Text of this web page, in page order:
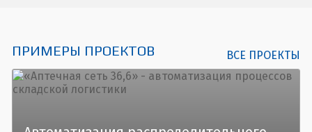
ПРИМЕРЫ ПРОЕКТОВ ВСЕ ПРОЕКТЫ